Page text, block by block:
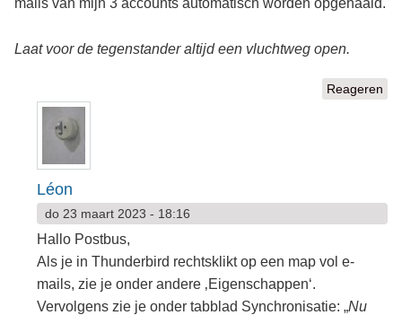
Laat voor de tegenstander altijd een vluchtweg open.
Reageren
Léon
do 23 maart 2023 - 18:16
Hallo Postbus,
Als je in Thunderbird rechtsklikt op een map vol e-
mails, zie je onder andere ‚Eigenschappen‘.
Vervolgens zie je onder tabblad Synchronisatie: „Nu